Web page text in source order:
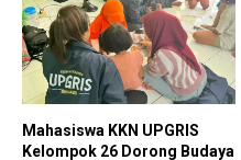
Mahasiswa KKN UPGRIS
Kelompok 26 Dorong Budaya